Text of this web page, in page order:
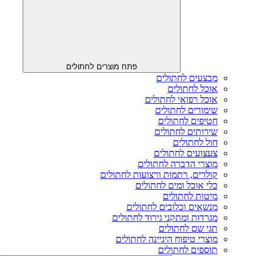
פתח מוצרים לחתולים
מבצעים לחתולים
אוכל לחתולים
אוכל רפואי לחתולים
שימורים לחתולים
חטיפים לחתולים
שירותים לחתולים
חול לחתולים
צעצועים לחתולים
מוצרי הדברה לחתולים
קולרים, רתמות ורצועות לחתולים
כלי אוכל ומים לחתולים
מיטות לחתולים
מנשאים וכלובים לחתולים
מגרדות ומתקני גירוד לחתולים
תגי שם לחתולים
מוצרי טיפוח היגיינה לחתולים
תוספים לחתולים